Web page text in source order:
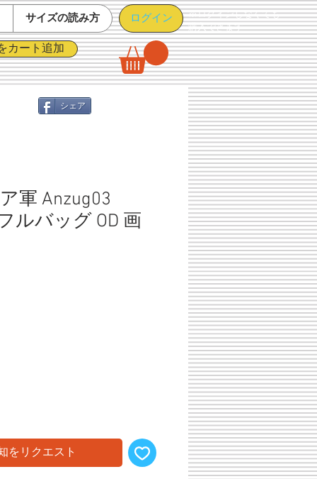
サイズの読み方
カート追加
ログイン
※ログインしなくても
購入できます
軍 Anzug03
ルバッグ OD 画
をリクエスト
シェア